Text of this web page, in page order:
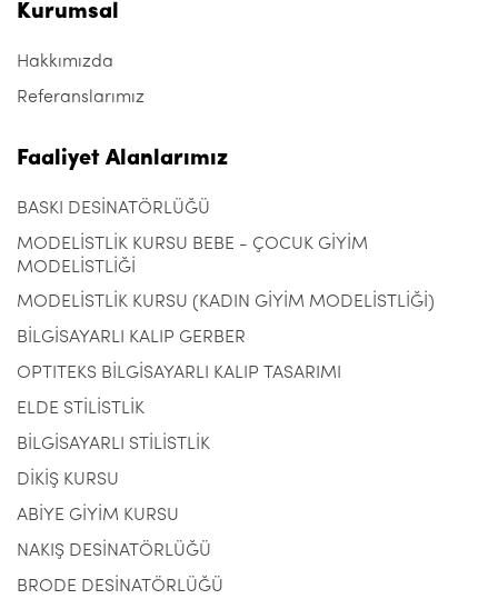
Kurumsal
Hakkımızda
Referanslarımız
Faaliyet Alanlarımız
BASKI DESİNATÖRLÜĞÜ
MODELİSTLİK KURSU BEBE - ÇOCUK GİYİM
MODELİSTLİĞİ
MODELİSTLİK KURSU (KADIN GİYİM MODELİSTLİĞİ)
BİLGİSAYARLI KALIP GERBER
OPTITEKS BİLGİSAYARLI KALIP TASARIMI
ELDE STİLİSTLİK
BİLGİSAYARLI STİLİSTLİK
DİKİŞ KURSU
ABİYE GİYİM KURSU
NAKIŞ DESİNATÖRLÜĞÜ
BRODE DESİNATÖRLÜĞÜ